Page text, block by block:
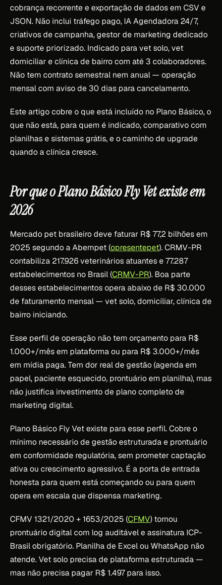
cobrança recorrente e exportação de dados em CSV e
JSON. Não inclui tráfego pago, IA Agendadora 24/7,
criativos de campanha, gestor de marketing dedicado
e suporte priorizado. Indicado para vet solo, vet
domiciliar e clínica de bairro com até 3 colaboradores.
Não tem contrato semestral nem anual — operação
mensal com aviso de 30 dias para cancelamento.
Este artigo cobre o que está incluído no Plano Básico, o
que não está, para quem é indicado, comparativo com
planilhas e sistemas grátis, e o caminho de upgrade
quando a clínica cresce.
Por que o Plano Básico Fly Vet existe em
2026
Mercado pet brasileiro deve faturar R$ 77,2 bilhões em
2025 segundo a Abempet (opresentepet). CRMV-PR
contabiliza 217.926 veterinários atuantes e 77.287
estabelecimentos no Brasil (CRMV-PR). Boa parte
desses estabelecimentos opera abaixo de R$ 30.000
de faturamento mensal — vet solo, domiciliar, clínica de
bairro iniciando.
Esse perfil de operação não tem orçamento para R$
1.000+/mês em plataforma ou para R$ 3.000+/mês
em mídia paga. Tem dor real de gestão (agenda em
papel, paciente esquecido, prontuário em planilha), mas
não justifica investimento de plano completo de
marketing digital.
Plano Básico Fly Vet existe para esse perfil. Cobre o
mínimo necessário de gestão estruturada e prontuário
em conformidade regulatória, sem prometer captação
ativa ou crescimento agressivo. É a porta de entrada
honesta para quem está começando ou para quem
opera em escala que dispensa marketing.
CFMV 1321/2020 + 1653/2025 (CFMV) tornou
prontuário digital com log auditável e assinatura ICP-
Brasil obrigatório. Planilha de Excel ou WhatsApp não
atende. Vet solo precisa de plataforma estruturada —
mas não precisa pagar R$ 1.497 para isso.